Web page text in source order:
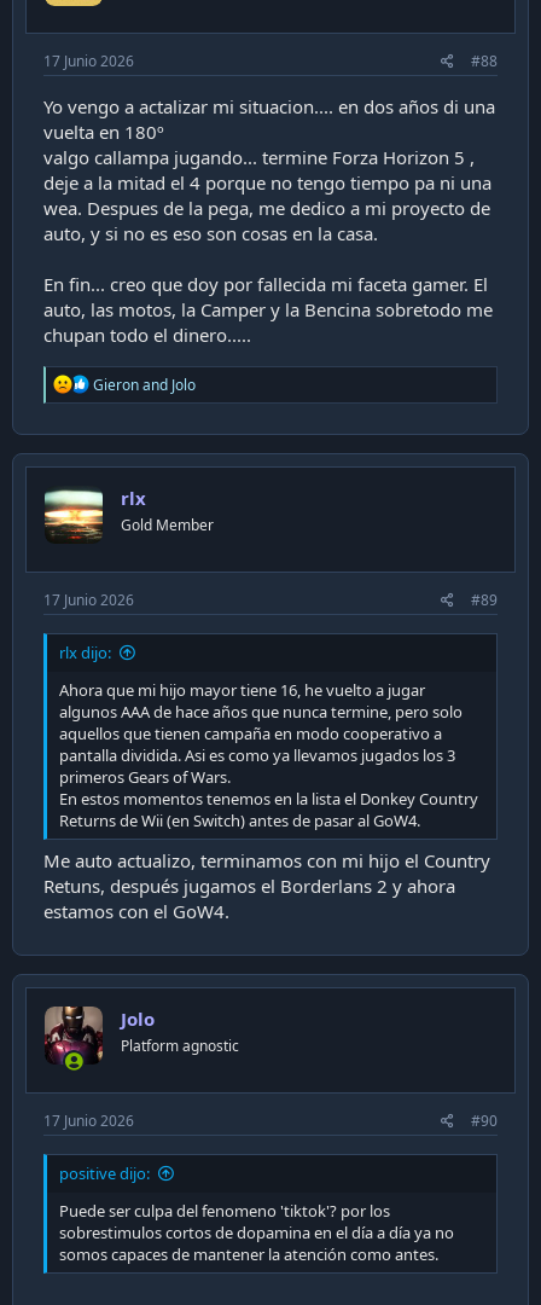
pero que me sigue amarrado.
Voy a ser claro, y extenso:
- En 2004-2005 ya incluso me ganaba sus moneditas
haciendo pitutos, entré a trabajar en un par de
empresas a hacer cosas chicas, y aún tarreaba con
gente y jugabamos cosas. Lo normal. Pero, la llama se
iba apagando... Igual, siempre tuve un buen PC, con
una buena tarjeta de video para la época, que siempre
sentí que nunca la aproveché porque entraba a los
juegos, los jugaba un rato, después me aburría, y no
terminaba. Así quedaron varios títulos, incluyendo
DOOM 3, que era "la revolución" para la época. Otros
juegos si los pesqué totalmente, hasta el final, como el
Need For Speed Most Wanted (que titulazo). ¿Call Of
Duty? Mas o menos.
- En 2007, por primera vez y con mi propia plata, me
compré mi consola de videojuegos: una Xbox 360. La
esta vez más social, porque calzó con toda la onda del
Guitar Hero, Rock Band, etc. Además también
aparecieron en mi vida los primeros Forza Motorsport
y los DiRT Rally. Incluso me compré ahí mi primer
volante.
- La Xbox anteriormente mencionada la mantuve por
hartos años más, y la encendía/apagaba según la
ocasión. Probablemente 2010-2011 fue el último gran
4. Ya en 2012, decidí deshacerme del ultimo tarro
grande que tenía por temas de espacio en una casa
nueva, e irme completamente a Notebook (peeero,
17 Junio 2026 #88
Yo vengo a actalizar mi situacion.... en dos años di una
vuelta en 180º
valgo callampa jugando... termine Forza Horizon 5 ,
deje a la mitad el 4 porque no tengo tiempo pa ni una
wea. Despues de la pega, me dedico a mi proyecto de
auto, y si no es eso son cosas en la casa.
En fin... creo que doy por fallecida mi faceta gamer. El
auto, las motos, la Camper y la Bencina sobretodo me
chupan todo el dinero.....
R
e
c
t
o
n
s
Gieronand Jolo
rlx
Gold Member
17 Junio 2026 #89
rlx dijo:
Ahora que mi hijo mayor tiene 16, he vuelto a jugar
algunos AAA de hace años que nunca termine, pero solo
aquellos que tienen campaña en modo cooperativo a
pantalla dividida. Asi es como ya llevamos jugados los 3
primeros Gears of Wars.
En estos momentos tenemos en la lista el Donkey Country
Returns de Wii (en Switch) antes de pasar al GoW4.
Me auto actualizo, terminamos con mi hijo el Country
Retuns, después jugamos el Borderlans 2 y ahora
estamos con el GoW4.
Jolo
Platform agnostic
17 Junio 2026 #90
positive dijo:
Puede ser culpa del fenomeno 'tiktok'? por los
sobrestimulos cortos de dopamina en el día a día ya no
somos capaces de mantener la atención como antes.